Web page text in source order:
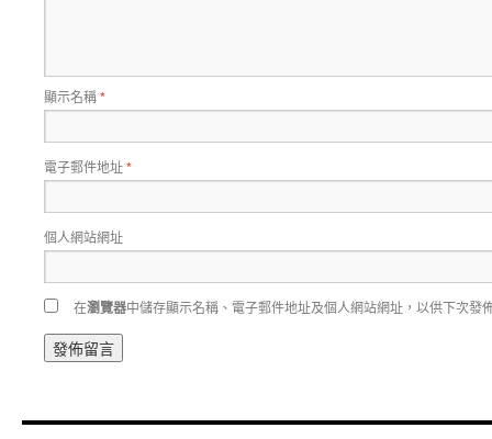
顯示名稱*
電子郵件地址*
個人網站網址
在瀏覽器中儲存顯示名稱、電子郵件地址及個人網站網址，以供下次發